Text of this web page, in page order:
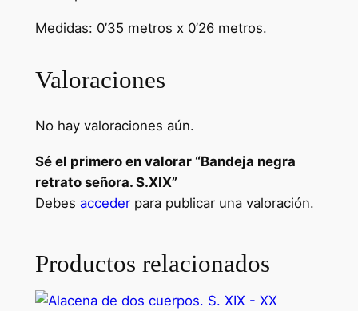
r
t
t
o
s
e
r
.
Medidas: 0’35 metros x 0’26 metros.
Valoraciones
No hay valoraciones aún.
Sé el primero en valorar “Bandeja negra
retrato señora. S.XIX”
Debes accederpara publicar una valoración.
Productos relacionados